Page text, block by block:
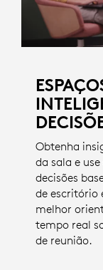
Obtenha
da sala e
decisões
de escritório
melhor
tempo real
de reunião.